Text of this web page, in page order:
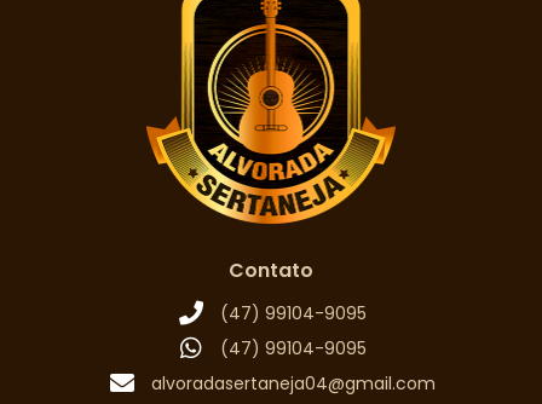
Contato
(47) 99104-9095
(47) 99104-9095
alvoradasertaneja04@gmail.com